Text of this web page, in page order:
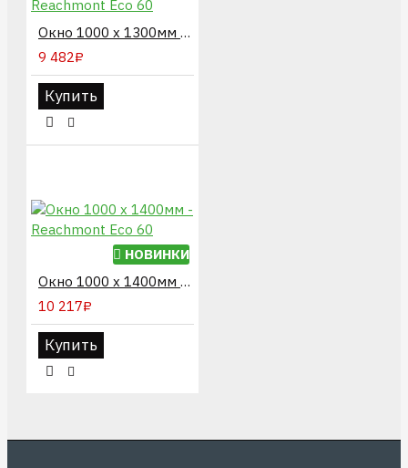
Окно 1000 х 1300мм - Reachmont Eco 60
9 482₽
Купить
НОВИНКИ
Окно 1000 х 1400мм - Reachmont Eco 60
10 217₽
Купить